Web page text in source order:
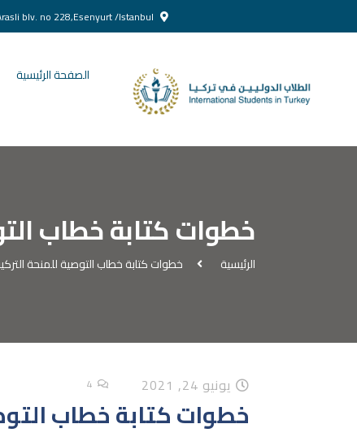
الصفحة الرئيسية
خطوات كتابة خطاب
الرئيسية خطوات كتابة خطاب التوصية للمنحة
يونيو 24, 2021 4
خطوات كتابة خطاب